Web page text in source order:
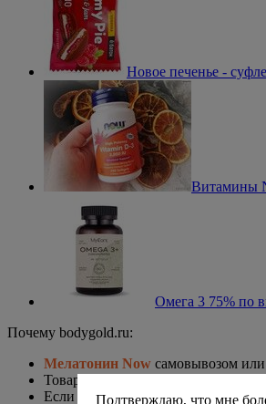
Новое печенье -
Витамины
Омега 3 75% по
Почему bodygold.ru:
Мелатонин Now самовывозом или
Товары есть в наличии на складе;
Если вы заказываете на сумму
Подтверждаю, что мне